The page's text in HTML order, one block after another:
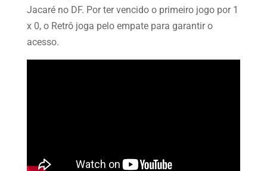
Jacaré no DF. Por ter vencido o primeiro jogo por 1
x 0, o Retrô joga pelo empate para garantir o
acesso.